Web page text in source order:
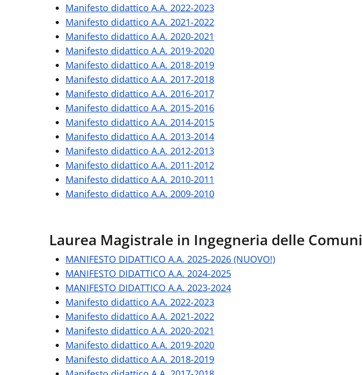
Manifesto didattico A.A. 2022-2023
Manifesto didattico A.A. 2021-2022
Manifesto didattico A.A. 2020-2021
Manifesto didattico A.A. 2019-2020
Manifesto didattico A.A. 2018-2019
Manifesto didattico A.A. 2017-2018
Manifesto didattico A.A. 2016-2017
Manifesto didattico A.A. 2015-2016
Manifesto didattico A.A. 2014-2015
Manifesto didattico A.A. 2013-2014
Manifesto didattico A.A. 2012-2013
Manifesto didattico A.A. 2011-2012
Manifesto didattico A.A. 2010-2011
Manifesto didattico A.A. 2009-2010
Laurea Magistrale in Ingegneria delle
MANIFESTO DIDATTICO A.A. 2025-2026 (NUOVO!)
MANIFESTO DIDATTICO A.A. 2024-2025
MANIFESTO DIDATTICO A.A. 2023-2024
Manifesto didattico A.A. 2022-2023
Manifesto didattico A.A. 2021-2022
Manifesto didattico A.A. 2020-2021
Manifesto didattico A.A. 2019-2020
Manifesto didattico A.A. 2018-2019